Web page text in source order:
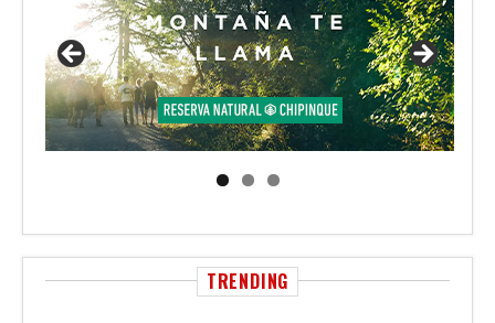
TRENDING